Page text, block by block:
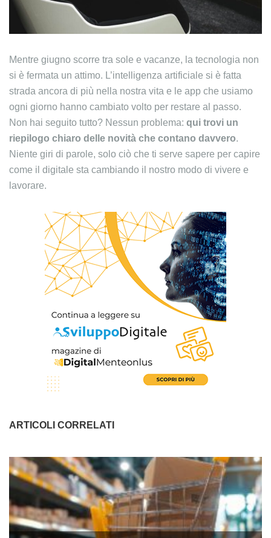
Mentre giugno scorre tra sole e vacanze, la tecnologia non
si è fermata un attimo. L’intelligenza artificiale si è fatta
strada ancora di più nella nostra vita e le app che usiamo
ogni giorno hanno cambiato volto per restare al passo.
Non hai seguito tutto? Nessun problema: qui trovi un
riepilogo chiaro delle novità che contano davvero.
Niente giri di parole, solo ciò che ti serve sapere per capire
come il digitale sta cambiando il nostro modo di vivere e
lavorare.
ARTICOLI CORRELATI